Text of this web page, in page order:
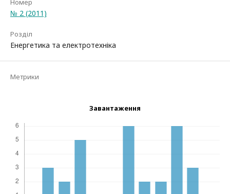
Номер
№ 2 (2011)
Розділ
Енергетика та електротехніка
Метрики
Завантаження